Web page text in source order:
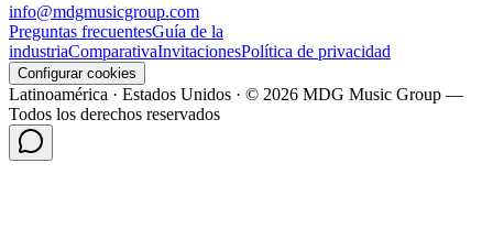
info@mdgmusicgroup.com
Preguntas frecuentesGuía de la
industriaComparativaInvitacionesPolítica de privacidad
Configurar cookies
Latinoamérica · Estados Unidos · © 2026 MDG Music Group —
Todos los derechos reservados